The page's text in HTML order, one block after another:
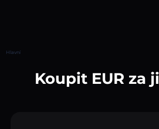
Hlavní
Koupit EUR za